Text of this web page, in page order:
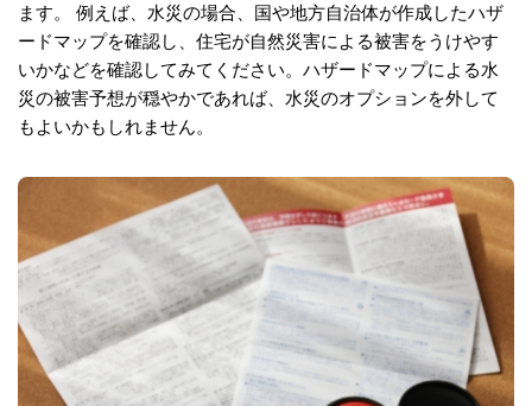
ます。 例えば、水災の場合、国や地方自治体が作成したハザ
ードマップを確認し、住宅が自然災害による被害をうけやす
いかなどを確認してみてください。ハザードマップによる水
災の被害予想が穏やかであれば、水災のオプションを外して
もよいかもしれません。